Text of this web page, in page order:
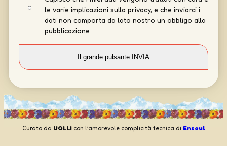
le varie implicazioni sulla privacy, e che inviarci i
dati non comporta da lato nostro un obbligo alla
pubblicazione
Curato da UOLLIcon l’amorevole complicità tecnica di Ensoul